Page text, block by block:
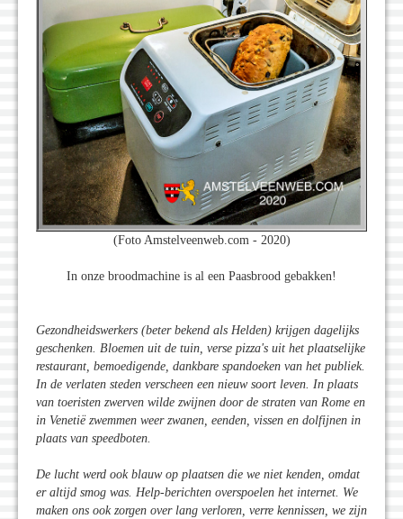
(Foto Amstelveenweb.com - 2020)
In onze broodmachine is al een Paasbrood gebakken!
Gezondheidswerkers (beter bekend als Helden) krijgen dagelijks
geschenken. Bloemen uit de tuin, verse pizza's uit het plaatselijke
restaurant, bemoedigende, dankbare spandoeken van het publiek.
In de verlaten steden verscheen een nieuw soort leven. In plaats
van toeristen zwerven wilde zwijnen door de straten van Rome en
in Venetië zwemmen weer zwanen, eenden, vissen en dolfijnen in
plaats van speedboten.
De lucht werd ook blauw op plaatsen die we niet kenden, omdat
er altijd smog was. Help-berichten overspoelen het internet. We
maken ons ook zorgen over lang verloren, verre kennissen, we zijn